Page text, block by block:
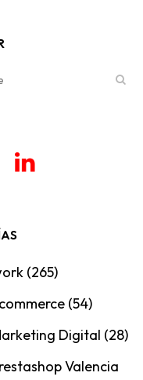
(265)
(54)
Digital (28)
Valencia